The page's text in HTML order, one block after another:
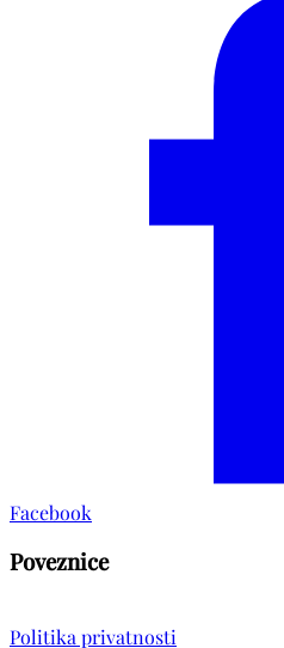
Facebook
Poveznice
Politika privatnosti